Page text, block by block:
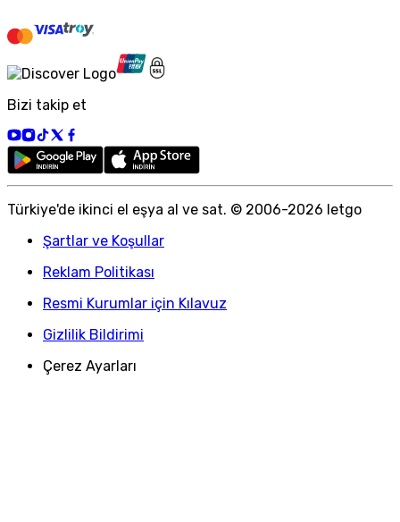
Bizi takip et
Türkiye'de ikinci el eşya al ve sat. © 2006-2026 letgo
Şartlar ve Koşullar
Reklam Politikası
Resmi Kurumlar için Kılavuz
Gizlilik Bildirimi
Çerez Ayarları